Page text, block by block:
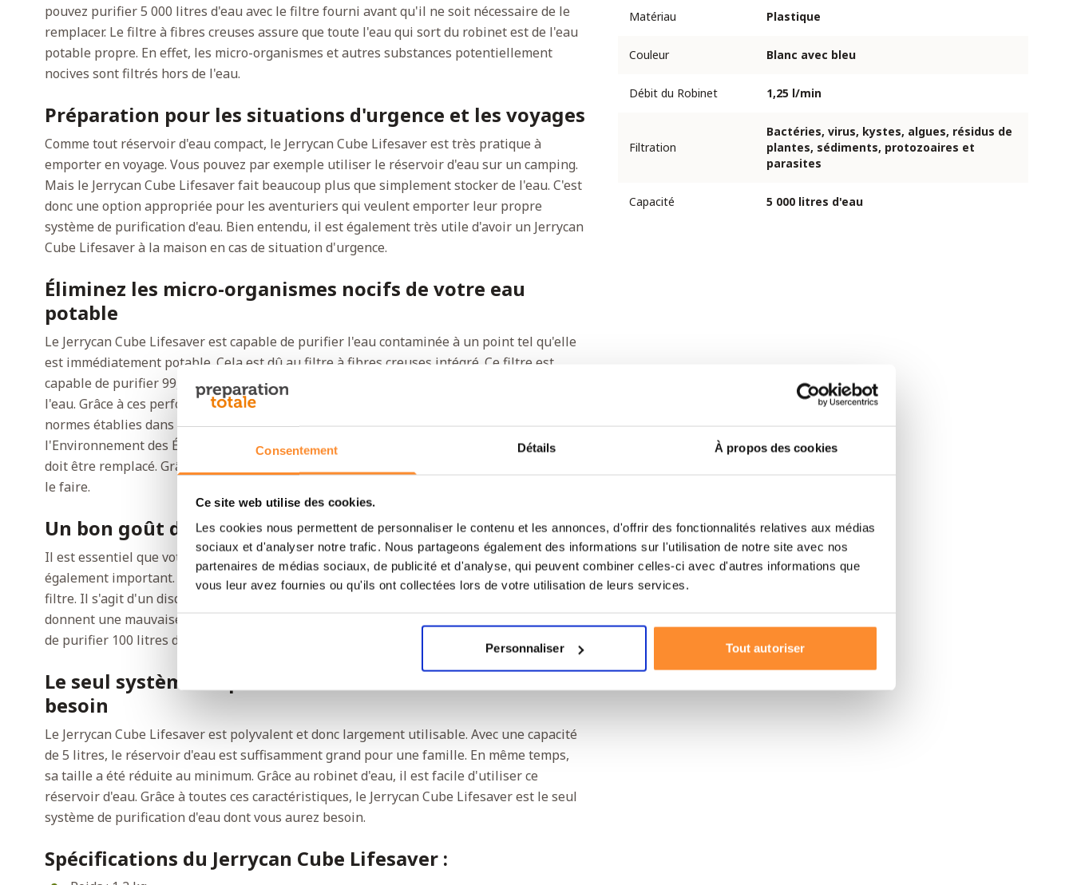
Consentement Détails À propos des cookies
Ce site web utilise des cookies.
Les cookies nous permettent de personnaliser le contenu et les annonces, d'offrir des fonctionnalités relatives aux médias
sociaux et d'analyser notre trafic. Nous partageons également des informations sur l'utilisation de notre site avec nos
partenaires de médias sociaux, de publicité et d'analyse, qui peuvent combiner celles-ci avec d'autres informations que
vous leur avez fournies ou qu'ils ont collectées lors de votre utilisation de leurs services.
Personnaliser Tout autoriser
pouvez purifier 5 000 litres d'eau avec le filtre fourni avant qu'il ne soit nécessaire de le
remplacer. Le filtre à fibres creuses assure que toute l'eau qui sort du robinet est de l'eau
potable propre. En effet, les micro-organismes et autres substances potentiellement
nocives sont filtrés hors de l'eau.
Préparation pour les situations d'urgence et les voyages
Comme tout réservoir d'eau compact, le Jerrycan Cube Lifesaver est très pratique à
emporter en voyage. Vous pouvez par exemple utiliser le réservoir d'eau sur un camping.
Mais le Jerrycan Cube Lifesaver fait beaucoup plus que simplement stocker de l'eau. C'est
donc une option appropriée pour les aventuriers qui veulent emporter leur propre
système de purification d'eau. Bien entendu, il est également très utile d'avoir un Jerrycan
Cube Lifesaver à la maison en cas de situation d'urgence.
Éliminez les micro-organismes nocifs de votre eau
potable
Le Jerrycan Cube Lifesaver est capable de purifier l'eau contaminée à un point tel qu'elle
est immédiatement potable. Cela est dû au filtre à fibres creuses intégré. Ce filtre est
capable de purifier 99,9999 % des bactéries, 99,99 % des virus et 99,9 % des kystes de
l'eau. Grâce à ces performances exceptionnelles, le Jerrycan Cube Lifesaver dépasse les
normes établies dans le Protocole 231 de la NSF par l'Agence de Protection de
l'Environnement des États-Unis (EPA). Lorsque vous avez purifié 5 000 litres d'eau, le filtre
doit être remplacé. Grâce au système FailSave pratique, vous saurez quand il est temps de
le faire.
Un bon goût de votre eau potable est important
Il est essentiel que votre eau potable ne soit pas contaminée. Mais un bon goût est
également important. Pour garantir cela, le Jerrycan Cube Lifesaver contient un autre
filtre. Il s'agit d'un disque de carbone. Il élimine le chlore et d'autres éléments qui
donnent une mauvaise saveur à l'eau. Les filtres à carbone de ce jerrycan sont capables
de purifier 100 litres d'eau. Ensuite, il est temps de les remplacer.
Le seul système de purification d'eau dont vous avez
besoin
Le Jerrycan Cube Lifesaver est polyvalent et donc largement utilisable. Avec une capacité
de 5 litres, le réservoir d'eau est suffisamment grand pour une famille. En même temps,
sa taille a été réduite au minimum. Grâce au robinet d'eau, il est facile d'utiliser ce
réservoir d'eau. Grâce à toutes ces caractéristiques, le Jerrycan Cube Lifesaver est le seul
système de purification d'eau dont vous aurez besoin.
Spécifications du Jerrycan Cube Lifesaver :
Matériau Plastique
Couleur Blanc avec bleu
Débit du Robinet 1,25 l/min
Filtration
Bactéries, virus, kystes, algues, résidus de
plantes, sédiments, protozoaires et
parasites
Capacité 5 000 litres d'eau